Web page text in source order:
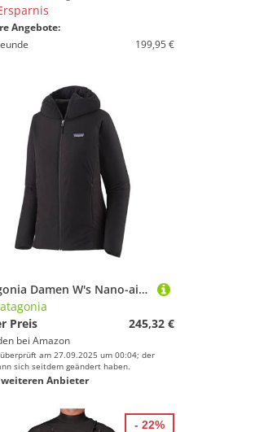
Angebote:
199,95 €
Patagonia Damen W's Nano-air Light Hybrid Hoody Outerwear, schwarz, 42
Preis
245,32 €
bei Amazon
am 27.09.2025 um 00:04; der
sich seitdem geändert haben.
weiteren Anbieter
- 22%